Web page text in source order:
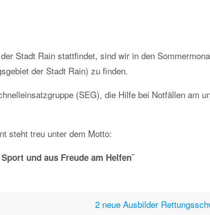
Stadt Rain stattfindet, sind wir in den
der Stadt Rain) zu finden.
(SEG), die Hilfe bei Notfällen am
steht treu unter dem Motto:
und aus Freude am Helfen¨
2 neue Ausbilder